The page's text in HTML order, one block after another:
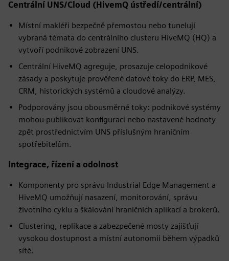
Centrální UNS/Cloud (HivemQ ústředí/centrální)
Místní makléři bezpečně přemostou nebo tunelují
vybraná témata do centrálního clusteru HiveMQ (HQ) a
vytvoří podnikové zobrazení UNS.
Centrální HiveMQ agreguje, prosazuje celopodnikové
zásady a poskytuje prověřené datové toky do ERP, MES,
CRM, historických systémů a cloudové analýzy.
Podporovány jsou obousměrné toky: podnikové systémy
mohou publikovat konfiguraci nebo nastavené hodnoty
zpět prostřednictvím UNS příslušným hraničním
spotřebitelům.
Integrace, řízení a odolnost
Komponenty pro správu Industrial Edge Management a
HiveMQ umožňují nasazení, monitorování, správu
životního cyklu a škálování hraničních aplikací a brokerů.
Clustering, replikace a zabezpečené mosty zajišťují
vysokou dostupnost a místní autonomii během výpadků
sítě.